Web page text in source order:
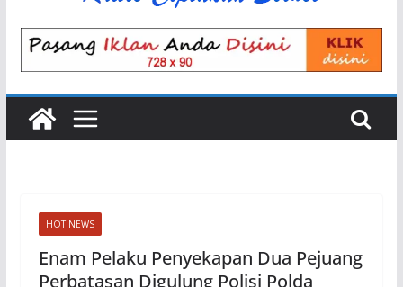
HOT NEWS
Enam Pelaku Penyekapan Dua Pejuang
Perbatasan Digulung Polisi Polda